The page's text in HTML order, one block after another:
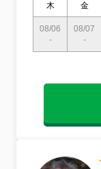
木 金
08/06
-
08/07
-